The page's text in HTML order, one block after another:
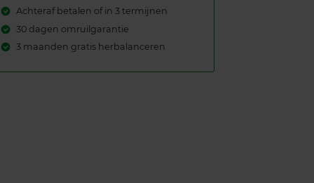
Achteraf betalen of in 3 termijnen
30 dagen omruilgarantie
3 maanden gratis herbalanceren